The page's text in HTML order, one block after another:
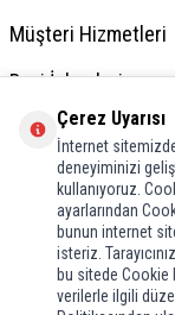
Müşteri Hizmetleri
Bayi İşlemleri
Adres & İletişim
Çerez Uyarısı
İnternet
deneyiminizi
kullanıyoruz.
ayarlarından
bunun internet
isteriz.
bu sitede Cookie
verilerle ilgili